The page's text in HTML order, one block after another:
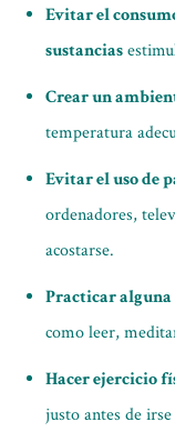
Evitar el
sustancias
Crear un
temperatura
Evitar el uso de
ordenadores,
acostarse.
Practicar
como leer,
Hacer ejercicio
justo antes de